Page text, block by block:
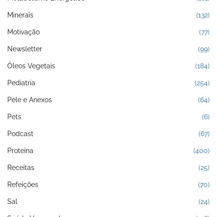
Minerais (132)
Motivação (77)
Newsletter (99)
Óleos Vegetais (184)
Pediatria (254)
Pele e Anexos (64)
Pets (6)
Podcast (67)
Proteína (400)
Receitas (25)
Refeições (70)
Sal (24)